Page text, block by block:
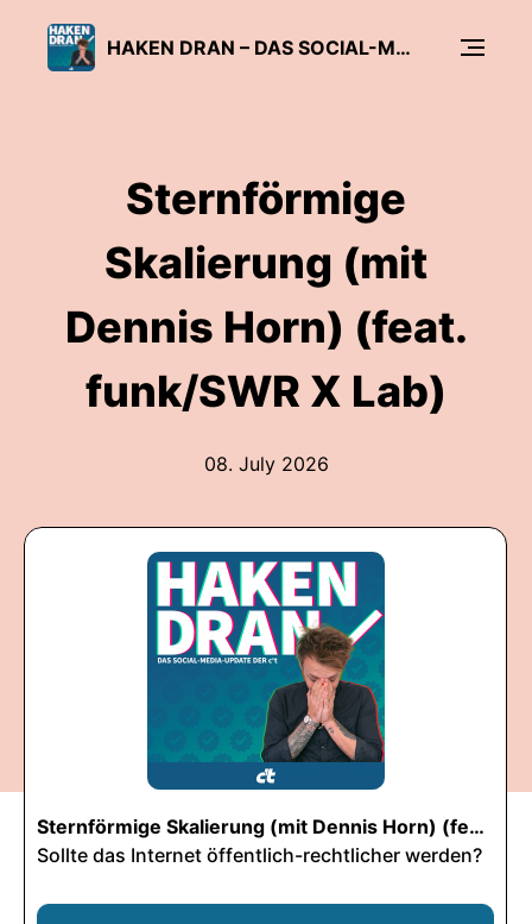
HAKEN DRAN – DAS SOCIAL-MEDIA-UPDATE DER C'T
Sternförmige
Skalierung (mit
Dennis Horn) (feat.
funk/SWR X Lab)
08. July 2026